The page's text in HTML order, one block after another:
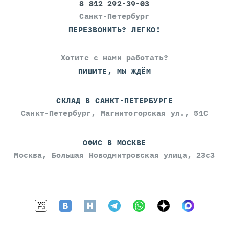
8 812 292-39-03
Санкт-Петербург
ПЕРЕЗВОНИТЬ? ЛЕГКО!
Хотите с нами работать?
ПИШИТЕ, МЫ ЖДЁМ
СКЛАД В САНКТ-ПЕТЕРБУРГЕ
Санкт-Петербург, Магнитогорская ул., 51С
ОФИС В МОСКВЕ
Москва, Большая Новодмитровская улица, 23с3